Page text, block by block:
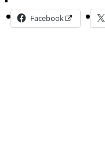
Facebook